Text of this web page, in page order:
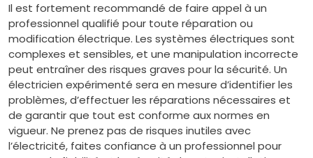
Il est fortement recommandé de faire appel à un
professionnel qualifié pour toute réparation ou
modification électrique. Les systèmes électriques sont
complexes et sensibles, et une manipulation incorrecte
peut entraîner des risques graves pour la sécurité. Un
électricien expérimenté sera en mesure d’identifier les
problèmes, d’effectuer les réparations nécessaires et
de garantir que tout est conforme aux normes en
vigueur. Ne prenez pas de risques inutiles avec
l’électricité, faites confiance à un professionnel pour